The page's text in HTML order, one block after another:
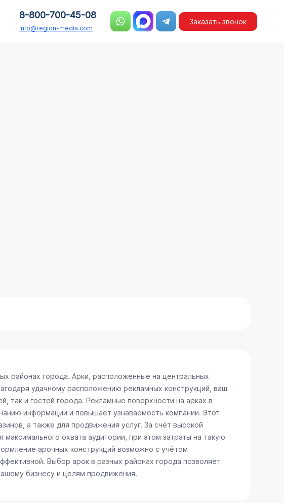
8-800-700-45-08
info@region-media.com
Заказать звонок
районах города. Арки, расположенные на центральных
удачному расположению рекламных конструкций, ваш
так и гостей города. Рекламные поверхности на арках в
информации и повышает узнаваемость компании. Этот
а также для продвижения услуг. За счёт высокой
охвата аудитории, при этом затраты на такую
арочных конструкций возможно с учётом
Выбор арок в разных районах города позволяет
бизнесу и целям продвижения.